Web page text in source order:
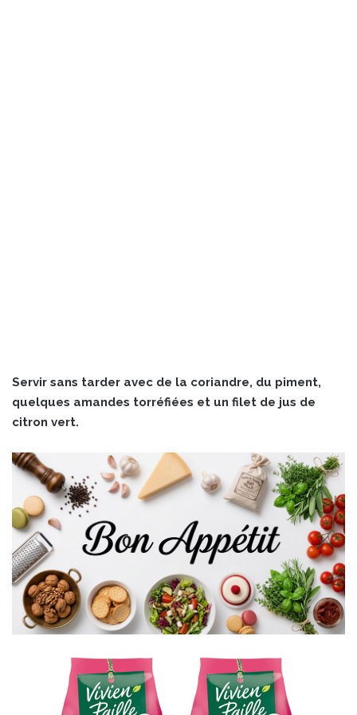
Servir sans tarder avec de la coriandre, du piment,
quelques amandes torréfiées et un filet de jus de
citron vert.